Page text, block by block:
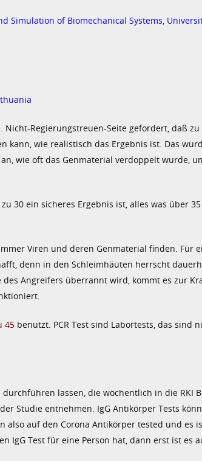
of Biomechanical Systems,
Regierungstreuen-Seite gefordert, daß zu
wie realistisch das Ergebnis ist. Das
wie oft das Genmaterial verdoppelt wurde,
30 ein sicheres Ergebnis ist, alles was über
Viren und deren Genmaterial finden. Für
denn in den Schleimhäuten herrscht
Angreifers überrannt wird, kommt es zur
45 benutzt. PCR Test sind Labortests, das sind
lassen, die wöchentlich in die RKI
Studie entnehmen. IgG Antikörper Tests
auf den Corona Antikörper tested und es
IgG Test für eine Person hat, dann erst ist es